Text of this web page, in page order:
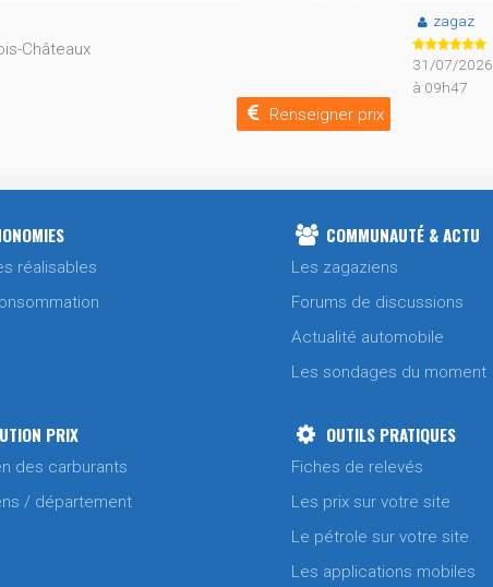
Châteaux
Renseigner prix
zagaz
31/07/2026
à 09h47
réalisables
COMMUNAUTÉ & ACTU
Les zagaziens
Forums de discussions
Actualité automobile
Les sondages du moment
PRIX
des carburants
/ département
OUTILS PRATIQUES
Fiches de relevés
Les prix sur votre site
Le pétrole sur votre site
Les applications mobiles